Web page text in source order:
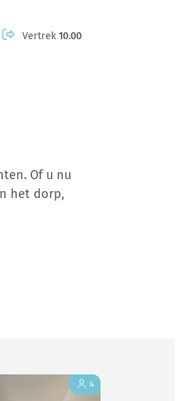
Vertrek 10.00
Of u nu
het dorp,
4